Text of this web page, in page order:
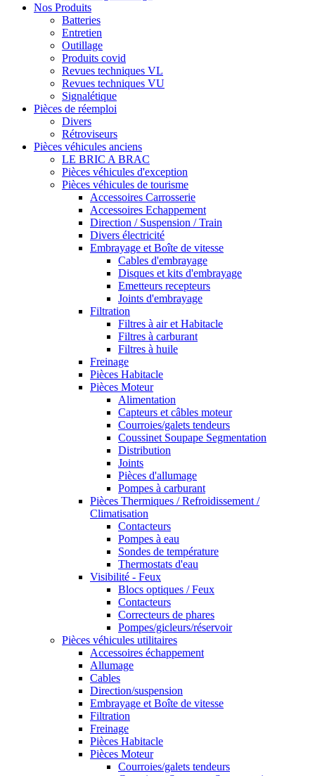
Nos Produits
Batteries
Entretien
Outillage
Produits covid
Revues techniques VL
Revues techniques VU
Signalétique
Pièces de réemploi
Divers
Rétroviseurs
Pièces véhicules anciens
LE BRIC A BRAC
Pièces véhicules d'exception
Pièces véhicules de tourisme
Accessoires Carrosserie
Accessoires Echappement
Direction / Suspension / Train
Divers électricité
Embrayage et Boîte de vitesse
Cables d'embrayage
Disques et kits d'embrayage
Emetteurs recepteurs
Joints d'embrayage
Filtration
Filtres à air et Habitacle
Filtres à carburant
Filtres à huile
Freinage
Pièces Habitacle
Pièces Moteur
Alimentation
Capteurs et câbles moteur
Courroies/galets tendeurs
Coussinet Soupape Segmentation
Distribution
Joints
Pièces d'allumage
Pompes à carburant
Pièces Thermiques / Refroidissement /
Climatisation
Contacteurs
Pompes à eau
Sondes de température
Thermostats d'eau
Visibilité - Feux
Blocs optiques / Feux
Contacteurs
Correcteurs de phares
Pompes/gicleurs/réservoir
Pièces véhicules utilitaires
Accessoires échappement
Allumage
Cables
Direction/suspension
Embrayage et Boîte de vitesse
Filtration
Freinage
Pièces Habitacle
Pièces Moteur
Courroies/galets tendeurs